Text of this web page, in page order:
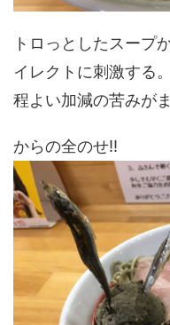
トロっとしたスープ
イレクトに刺激する。
程よい加減の苦みが
からの全のせ!!